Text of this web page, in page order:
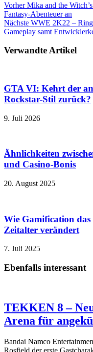
VorherMika and the
Fantasy-Abenteuer an
Nächste WWE 2K22 –
Gameplay samt
Verwandte Artikel
GTA VI: Kehrt der
Rockstar-Stil zurück?
9. Juli 2026
Ähnlichkeiten
und Casino‑Bonis
20. August 2025
Wie Gamification
Zeitalter verändert
7. Juli 2025
Ebenfalls interessant
TEKKEN 8 –
Arena für
Bandai Namco
Rosfield der erste